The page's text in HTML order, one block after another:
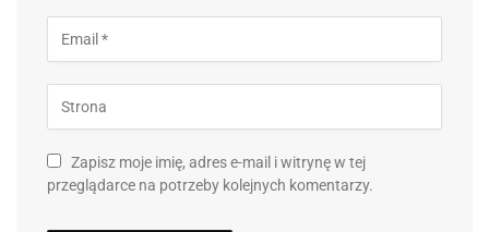
Zapisz moje imię, adres e-mail i witrynę w tej
przeglądarce na potrzeby kolejnych komentarzy.